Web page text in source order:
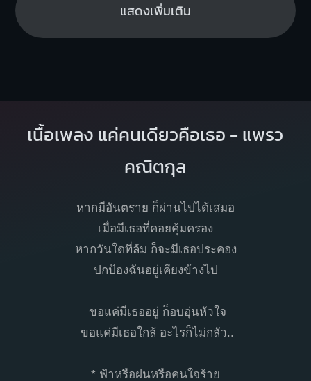
แสดงเพิ่มเติม
เนื้อเพลง แค่คนเดียวคือเธอ - แพรว
คณิตกุล
หากมีอันตราย ก็ผ่านไปได้เสมอ
เมื่อมีเธอที่คอยคุ้มครอง
หากวันใดที่ล้ม ก็จะมีเธอประคอง
ปกป้องฉันอยู่เคียงข้างไป
ขอแค่มีเธออยู่ ก็อบอุ่นหัวใจ
ขอแค่มีเธอใกล้ อะไรก็ไม่กลัว..
* ฟ้าหรือฝนหรือคนใจร้าย